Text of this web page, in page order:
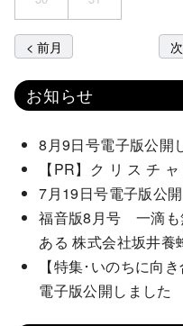
< 前月
お知らせ
8月9日号電子版公開
【PR】ク リ ス チ
7月19日号電子版公
福音版8月号 一滴も
ある 株式会社坂井
【特集･いのちに向
電子版公開しました